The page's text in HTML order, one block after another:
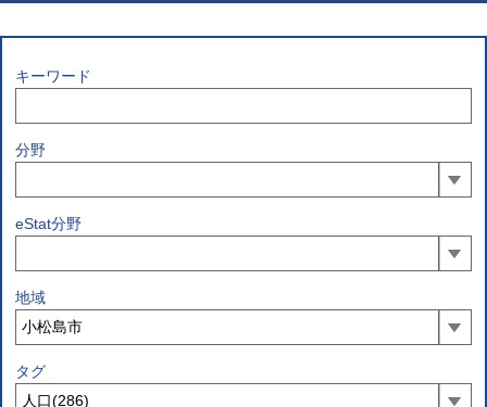
キーワード
分野
eStat分野
地域
タグ